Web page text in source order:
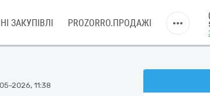
ЗАКУПІВЛІ PROZORRO.ПРОДАЖІ
2026, 11:38